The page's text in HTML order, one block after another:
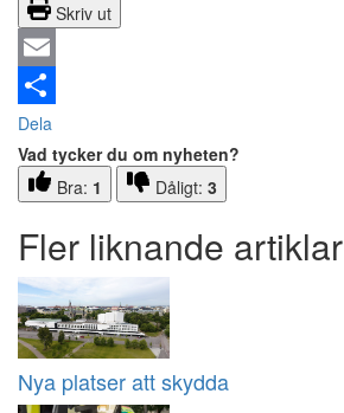
Skriv ut
Email
Dela
Vad tycker du om nyheten?
Bra: 1 Dåligt: 3
Fler liknande artiklar
Nya platser att skydda